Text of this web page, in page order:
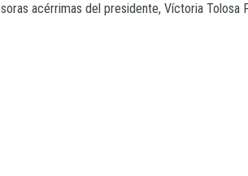
acérrimas del presidente, Víctoria Tolosa